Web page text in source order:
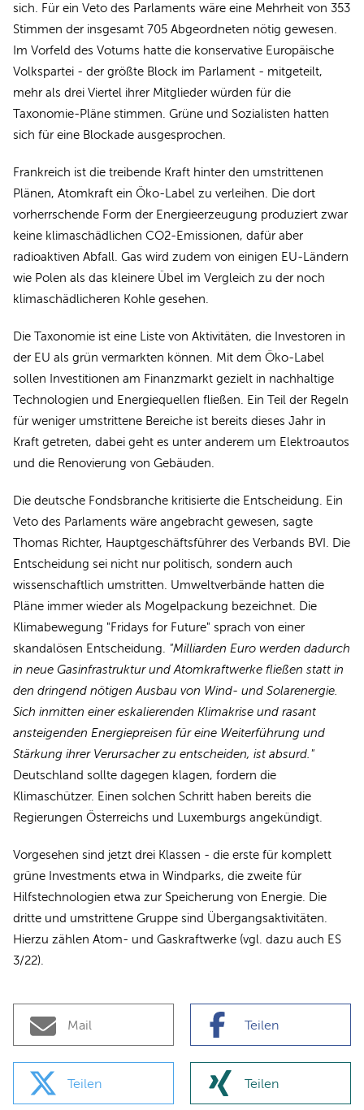
sich. Für ein Veto des Parlaments wäre eine Mehrheit von 353
Stimmen der insgesamt 705 Abgeordneten nötig gewesen.
Im Vorfeld des Votums hatte die konservative Europäische
Volkspartei - der größte Block im Parlament - mitgeteilt,
mehr als drei Viertel ihrer Mitglieder würden für die
Taxonomie-Pläne stimmen. Grüne und Sozialisten hatten
sich für eine Blockade ausgesprochen.
Frankreich ist die treibende Kraft hinter den umstrittenen
Plänen, Atomkraft ein Öko-Label zu verleihen. Die dort
vorherrschende Form der Energieerzeugung produziert zwar
keine klimaschädlichen CO2-Emissionen, dafür aber
radioaktiven Abfall. Gas wird zudem von einigen EU-Ländern
wie Polen als das kleinere Übel im Vergleich zu der noch
klimaschädlicheren Kohle gesehen.
Die Taxonomie ist eine Liste von Aktivitäten, die Investoren in
der EU als grün vermarkten können. Mit dem Öko-Label
sollen Investitionen am Finanzmarkt gezielt in nachhaltige
Technologien und Energiequellen fließen. Ein Teil der Regeln
für weniger umstrittene Bereiche ist bereits dieses Jahr in
Kraft getreten, dabei geht es unter anderem um Elektroautos
und die Renovierung von Gebäuden.
Die deutsche Fondsbranche kritisierte die Entscheidung. Ein
Veto des Parlaments wäre angebracht gewesen, sagte
Thomas Richter, Hauptgeschäftsführer des Verbands BVI. Die
Entscheidung sei nicht nur politisch, sondern auch
wissenschaftlich umstritten. Umweltverbände hatten die
Pläne immer wieder als Mogelpackung bezeichnet. Die
Klimabewegung "Fridays for Future" sprach von einer
skandalösen Entscheidung.
"Milliarden Euro werden dadurch
in neue Gasinfrastruktur und Atomkraftwerke fließen statt in
den dringend nötigen Ausbau von Wind- und Solarenergie.
Sich inmitten einer eskalierenden Klimakrise und rasant
ansteigenden Energiepreisen für eine Weiterführung und
Stärkung ihrer Verursacher zu entscheiden, ist absurd."
Deutschland sollte dagegen klagen, fordern die
Klimaschützer. Einen solchen Schritt haben bereits die
Regierungen Österreichs und Luxemburgs angekündigt.
Vorgesehen sind jetzt drei Klassen - die erste für komplett
grüne Investments etwa in Windparks, die zweite für
Hilfstechnologien etwa zur Speicherung von Energie. Die
dritte und umstrittene Gruppe sind Übergangsaktivitäten.
Hierzu zählen Atom- und Gaskraftwerke (vgl. dazu auch ES
3/22).
Mail Teilen
Teilen Teilen